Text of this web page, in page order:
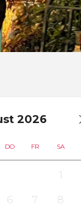
2026
DO FR SA
1
6 7 8